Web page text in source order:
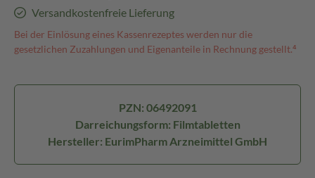
Versandkostenfreie Lieferung
Bei der Einlösung eines Kassenrezeptes werden nur die
gesetzlichen Zuzahlungen und Eigenanteile in Rechnung gestellt.⁴
PZN: 06492091
Darreichungsform: Filmtabletten
Hersteller: EurimPharm Arzneimittel GmbH